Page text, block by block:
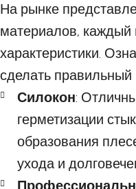
На рынке
материалов, каждый
характеристики.
сделать правильный
Силокон:
герметизации
образования
ухода и